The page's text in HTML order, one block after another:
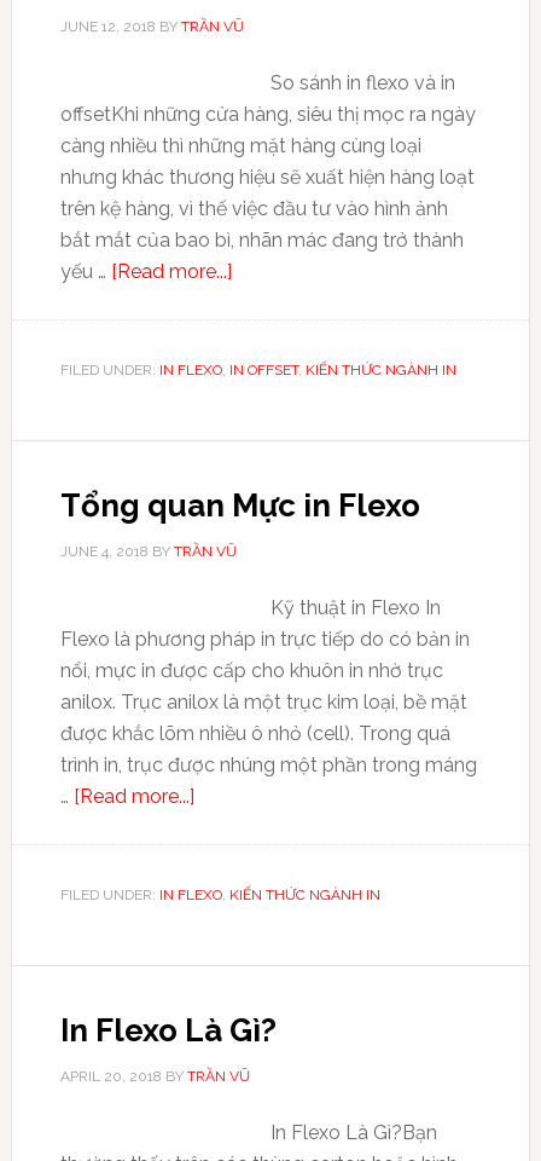
JUNE 12, 2018 BY TRẦN VŨ
So sánh in flexo và in
offsetKhi những cửa hàng, siêu thị mọc ra ngày
càng nhiều thì những mặt hàng cùng loại
nhưng khác thương hiệu sẽ xuất hiện hàng loạt
trên kệ hàng, vì thế việc đầu tư vào hình ảnh
bắt mắt của bao bì, nhãn mác đang trở thành
yếu … [Read more...]
FILED UNDER: IN FLEXO, IN OFFSET, KIẾN THỨC NGÀNH IN
Tổng quan Mực in Flexo
JUNE 4, 2018 BY TRẦN VŨ
Kỹ thuật in Flexo In
Flexo là phương pháp in trực tiếp do có bản in
nổi, mực in được cấp cho khuôn in nhờ trục
anilox. Trục anilox là một trục kim loại, bề mặt
được khắc lõm nhiều ô nhỏ (cell). Trong quá
trình in, trục được nhúng một phần trong máng
… [Read more...]
FILED UNDER: IN FLEXO, KIẾN THỨC NGÀNH IN
In Flexo Là Gì?
APRIL 20, 2018 BY TRẦN VŨ
In Flexo Là Gì?Bạn